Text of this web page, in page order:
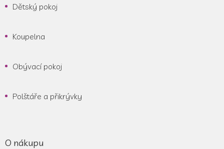
Dětský pokoj
Koupelna
Obývací pokoj
Polštáře a přikrývky
O nákupu